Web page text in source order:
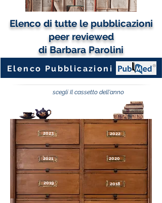
Elenco di tutte le pubblicazioni
peer reviewed
di Barbara Parolini
Elenco Pubblicazioni PubMed
scegli Il cassetto dell'anno
2021
2022
2023
2018
2020
2019